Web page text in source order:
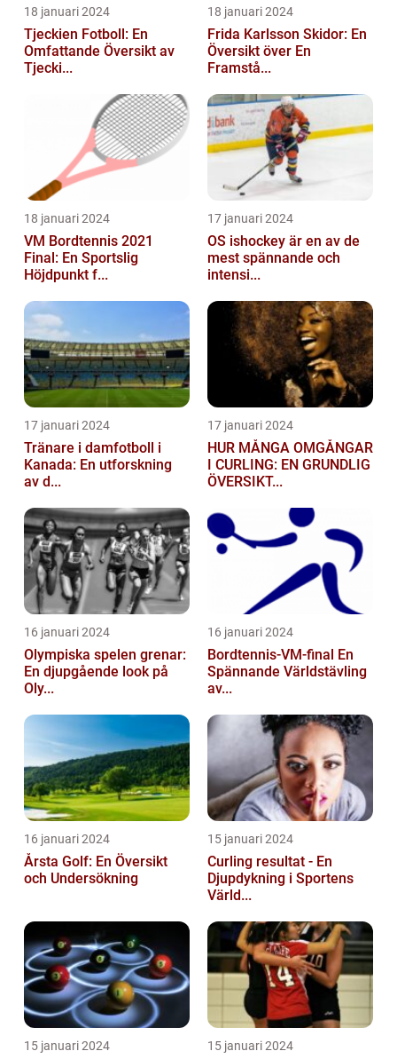
18 januari 2024
Tjeckien Fotboll: En
Omfattande Översikt av
Tjecki...
18 januari 2024
Frida Karlsson Skidor: En
Översikt över En
Framstå...
18 januari 2024
VM Bordtennis 2021
Final: En Sportslig
Höjdpunkt f...
17 januari 2024
OS ishockey är en av de
mest spännande och
intensi...
17 januari 2024
Tränare i damfotboll i
Kanada: En utforskning
av d...
17 januari 2024
HUR MÅNGA OMGÅNGAR
I CURLING: EN GRUNDLIG
ÖVERSIKT...
16 januari 2024
Olympiska spelen grenar:
En djupgående look på
Oly...
16 januari 2024
Bordtennis-VM-final En
Spännande Världstävling
av...
16 januari 2024
Årsta Golf: En Översikt
och Undersökning
15 januari 2024
Curling resultat - En
Djupdykning i Sportens
Värld...
15 januari 2024 15 januari 2024